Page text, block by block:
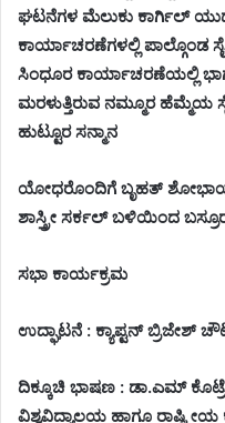
ಘಟನೆಗಳ ಮೆಲುಕು ಕಾರ್ಗಿಲ್
ಕಾರ್ಯಾಚರಣೆಗಳಲ್ಲಿ
ಸಿಂಧೂರ ಕಾರ್ಯಾಚರಣೆಯಲ್ಲಿ
ಮರಳುತ್ತಿರುವ ನಮ್ಮೂರ ಹೆಮ್ಮೆಯ
ಹುಟ್ಟೂರ ಸನ್ಮಾನ
ಯೋಧರೊಂದಿಗೆ ಬೃಹತ್
ಶಾಸ್ತ್ರೀ ಸರ್ಕಲ್ ಬಳಿಯಿಂದ
ಸಭಾ ಕಾರ್ಯಕ್ರಮ
ಉದ್ಘಾಟನೆ : ಕ್ಯಾಪ್ಟನ್ ಬ್ರಿಜೇಶ್
ದಿಕ್ಕೂಚಿ ಭಾಷಣ : ಡಾ.ಎಮ್
ವಿಶ್ವವಿದ್ಯಾಲಯ ಹಾಗೂ